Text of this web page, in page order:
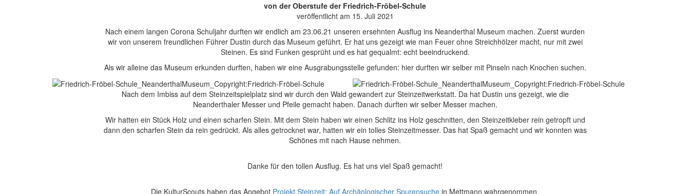
von der Oberstufe der Friedrich-Fröbel-Schule
veröffentlicht am 15. Juli 2021
Nach einem langen Corona Schuljahr durften wir endlich am 23.06.21 unseren ersehnten Ausflug ins Neanderthal Museum machen. Zuerst wurden
wir von unserem freundlichen Führer Dustin durch das Museum geführt. Er hat uns gezeigt wie man Feuer ohne Streichhölzer macht, nur mit zwei
Steinen. Es sind Funken gesprüht und es hat gequalmt: echt beeindruckend.
Als wir alleine das Museum erkunden durften, haben wir eine Ausgrabungsstelle gefunden: hier durften wir selber mit Pinseln nach Knochen suchen.
Nach dem Imbiss auf dem Steinzeitspielplatz sind wir durch den Wald gewandert zur Steinzeitwerkstatt. Da hat Dustin uns gezeigt, wie die
Neanderthaler Messer und Pfeile gemacht haben. Danach durften wir selber Messer machen.
Wir hatten ein Stück Holz und einen scharfen Stein. Mit dem Stein haben wir einen Schlitz ins Holz geschnitten, den Steinzeitkleber rein getropft und
dann den scharfen Stein da rein gedrückt. Als alles getrocknet war, hatten wir ein tolles Steinzeitmesser. Das hat Spaß gemacht und wir konnten was
Schönes mit nach Hause nehmen.
Danke für den tollen Ausflug. Es hat uns viel Spaß gemacht!
Die KulturScouts haben das Angebot Projekt Steinzeit: Auf Archäologischer Spurensuche in Mettmann wahrgenommen.